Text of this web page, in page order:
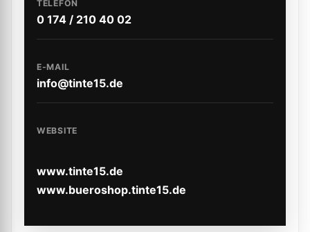
TELEFON
0 174 / 210 40 02
E-MAIL
info@tinte15.de
WEBSITE
www.tinte15.de
www.bueroshop.tinte15.de